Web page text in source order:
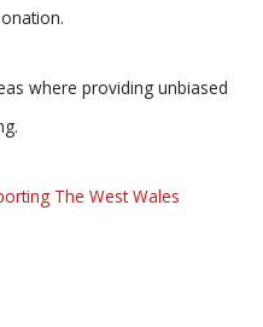
where providing unbiased
The West Wales